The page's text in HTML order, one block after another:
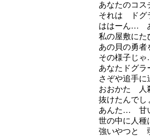
あなたのコ
それは ドグ
ははーん…
私の屋敷にた
あの貝の勇
その様子じ
あなたドグラ
さぞや追手
おおかた 人
抜けたんで
あんた… 甘
世の中に人種
強いやつと